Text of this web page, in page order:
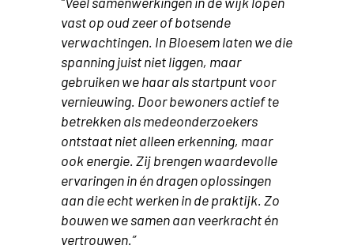
vast op oud zeer of botsende
verwachtingen. In Bloesem laten we die
spanning juist niet liggen, maar
gebruiken we haar als startpunt voor
vernieuwing. Door bewoners actief te
betrekken als medeonderzoekers
ontstaat niet alleen erkenning, maar
ook energie. Zij brengen waardevolle
ervaringen in én dragen oplossingen
aan die echt werken in de praktijk. Zo
bouwen we samen aan veerkracht én
vertrouwen.”